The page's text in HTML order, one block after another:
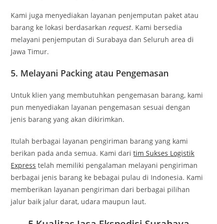
Kami juga menyediakan layanan penjemputan paket atau
barang ke lokasi berdasarkanrequest. Kami bersedia
melayani penjemputan di Surabaya dan Seluruh area di
Jawa Timur.
5. Melayani Packing atau Pengemasan
Untuk klien yang membutuhkan pengemasan barang, kami
pun menyediakan layanan pengemasan sesuai dengan
jenis barang yang akan dikirimkan.
Itulah berbagai layanan pengiriman barang yang kami
berikan pada anda semua. Kami daritim Sukses Logistik
Express telah memiliki pengalaman melayani pengiriman
berbagai jenis barang ke bebagai pulau di Indonesia. Kami
memberikan layanan pengiriman dari berbagai pilihan
jalur baik jalur darat, udara maupun laut.